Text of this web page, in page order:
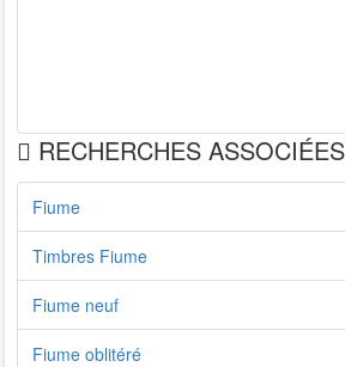
RECHERCHES ASSOCIÉES
Fiume
Timbres Fiume
Fiume neuf
Fiume oblitéré